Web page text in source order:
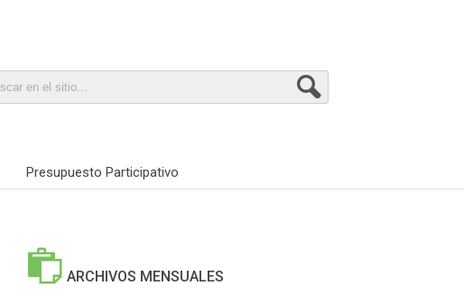
Presupuesto Participativo
 ARCHIVOS MENSUALES